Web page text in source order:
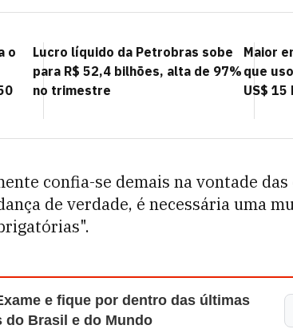
o
Lucro líquido da Petrobras sobe
para R$ 52,4 bilhões, alta de 97%
no trimestre
Maior
que
US$ 15
confia-se demais na vontade das
de verdade, é necessária uma
e fique por dentro das últimas
do Brasil e do Mundo